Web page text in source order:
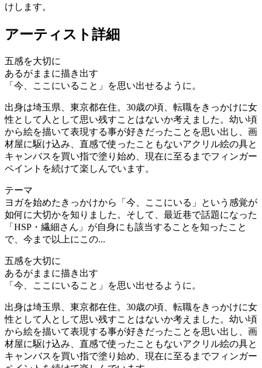
けします。
アーティスト詳細
五感を大切に
あるがままに描き出す
「今、ここにいること」を思い出せるように。
出身は埼玉県、東京都在住。30歳の頃、転職をきっかけに女
性として人として思い残すことはないか考えました。幼い頃
から絵を描いて表現する事が好きだったことを思い出し、画
材屋に駆け込み、直感で使ったこともないアクリル絵の具と
キャンバスを買い指で塗り始め、現在に至るまでフィンガー
ペイントを続けて楽しんでいます。
テーマ
ヨガを始めたきっかけから「今、ここにいる」という感覚が
如何に大切かを知りました。そして、最近巷で話題になった
「HSP・繊細さん」が自身にも該当することを知ったこと
で、今まで以上にこの...
五感を大切に
あるがままに描き出す
「今、ここにいること」を思い出せるように。
出身は埼玉県、東京都在住。30歳の頃、転職をきっかけに女
性として人として思い残すことはないか考えました。幼い頃
から絵を描いて表現する事が好きだったことを思い出し、画
材屋に駆け込み、直感で使ったこともないアクリル絵の具と
キャンバスを買い指で塗り始め、現在に至るまでフィンガー